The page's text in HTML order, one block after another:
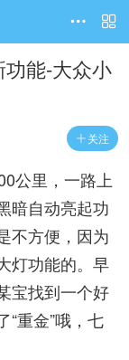


功能-大众小
 关注
公里，一路上
暗自动亮起功
不方便，因为
灯功能的。早
宝找到一个好
“重金”哦，七